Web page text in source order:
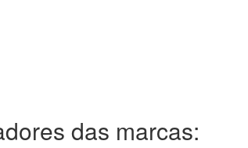
das marcas: